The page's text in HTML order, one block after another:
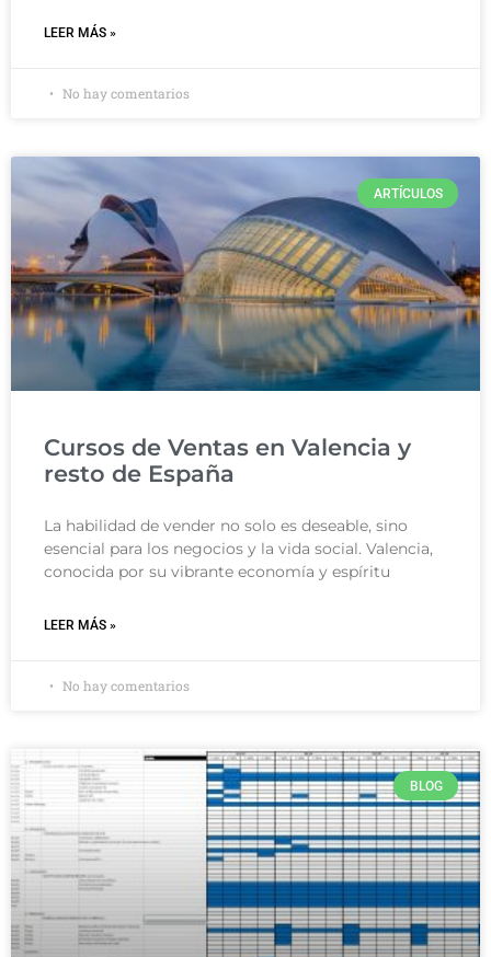
LEER MÁS »
No hay comentarios
ARTÍCULOS
Cursos de Ventas en Valencia y
resto de España
La habilidad de vender no solo es deseable, sino
esencial para los negocios y la vida social. Valencia,
conocida por su vibrante economía y espíritu
LEER MÁS »
No hay comentarios
BLOG